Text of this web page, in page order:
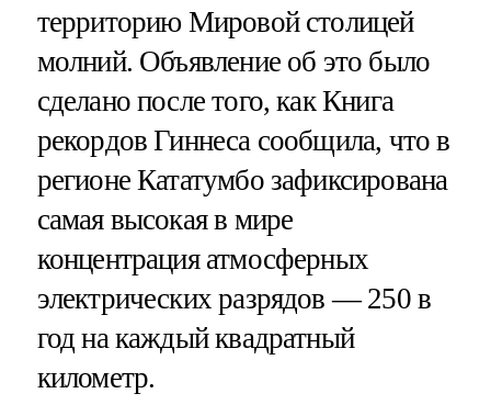
территорию Мировой столицей
молний. Объявление об это было
сделано после того, как Книга
рекордов Гиннеса сообщила, что в
регионе Кататумбо зафиксирована
самая высокая в мире
концентрация атмосферных
электрических разрядов — 250 в
год на каждый квадратный
километр.